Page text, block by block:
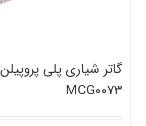
گاتر شیاری پلی پروپیلن
MCG0073